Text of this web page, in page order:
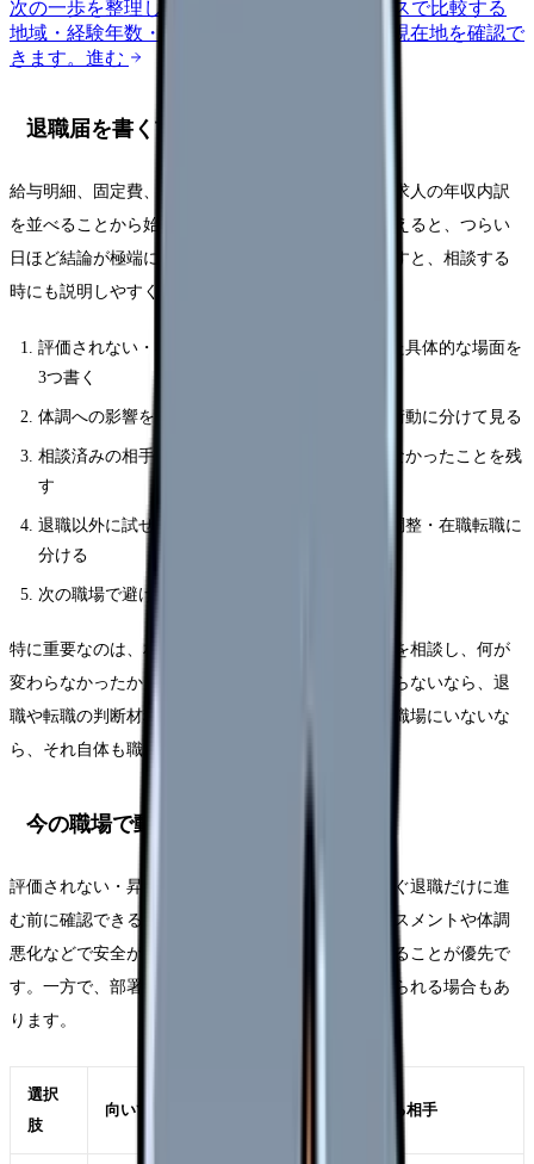
次の一歩を整理します。
給料コンパスで比較する
地域・経験年数・施設形態から、今の給料の現在地を確認で
きます。 進む
退職届を書く前に確認する5項目
給与明細、固定費、退職後1〜3か月の生活費、次の求人の年収内訳
を並べることから始めてください。頭の中だけで考えると、つらい
日ほど結論が極端になります。紙やメモアプリに残すと、相談する
時にも説明しやすくなります。
評価されない・昇給しないから辞めたいと思った具体的な場面を
3つ書く
体調への影響を、睡眠・食欲・涙・動悸・欠勤衝動に分けて見る
相談済みの相手、返答、変わったこと・変わらなかったことを残
す
退職以外に試せる選択肢を、休職・異動・勤務調整・在職転職に
分ける
次の職場で避けたい条件を3つに絞る
特に重要なのは、相談の有無ではなく「具体的に何を相談し、何が
変わらなかったか」です。相談したのに状況が変わらないなら、退
職や転職の判断材料になります。相談できる相手が職場にいないな
ら、それ自体も職場条件の問題です。
今の職場で動かせる可能性
評価されない・昇給しないから辞めたい時でも、すぐ退職だけに進
む前に確認できることがあります。もちろん、ハラスメントや体調
悪化などで安全が脅かされている場合は、距離を取ることが優先で
す。一方で、部署・勤務形態・役割が変われば続けられる場合もあ
ります。
選択
肢
向いているケース 確認する相手